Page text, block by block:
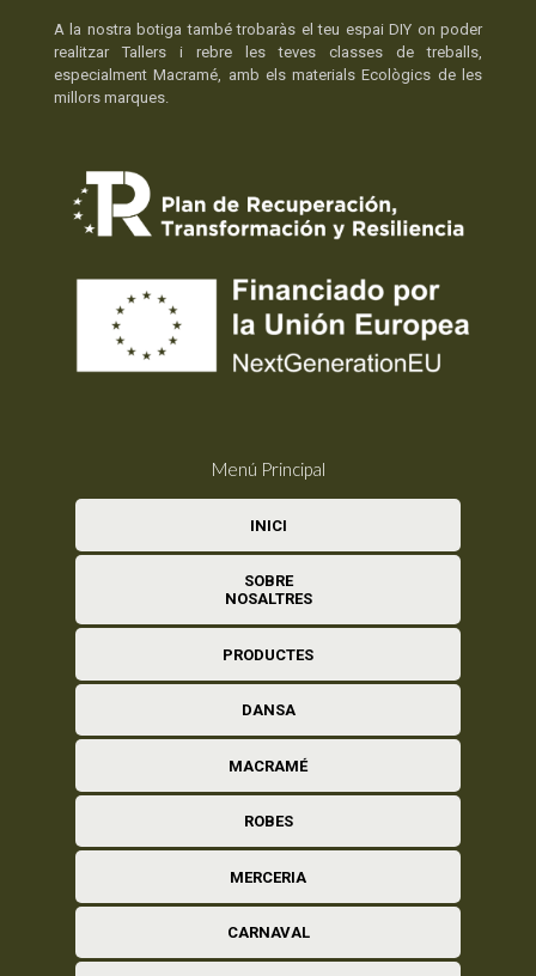
A la nostra botiga també trobaràs el teu espai DIY on poder
realitzar Tallers i rebre les teves classes de treballs,
especialment Macramé, amb els materials Ecològics de les
millors marques.
Menú Principal
INICI
SOBRE
NOSALTRES
PRODUCTES
DANSA
MACRAMÉ
ROBES
MERCERIA
CARNAVAL